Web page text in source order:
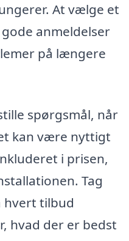
At vælge et
anmeldelser
på længere
spørgsmål, når
kan være nyttigt
i prisen,
Tag
hvert tilbud
hvad der er bedst